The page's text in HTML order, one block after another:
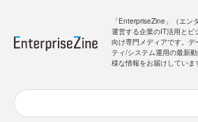
「EnterpriseZine」（エン
運営する企業のIT活用とビ
向け専門メディアです。デ
ティ/システム運用の最新
様な情報をお届けしていま